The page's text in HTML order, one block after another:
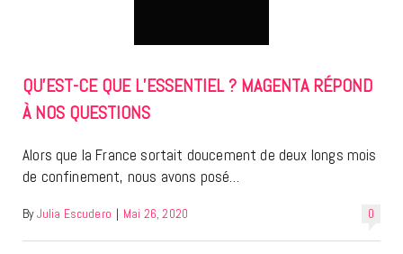
QU’EST-CE QUE L’ESSENTIEL ? MAGENTA RÉPOND
À NOS QUESTIONS
Alors que la France sortait doucement de deux longs mois
de confinement, nous avons posé…
0
By Julia Escudero | Mai 26, 2020